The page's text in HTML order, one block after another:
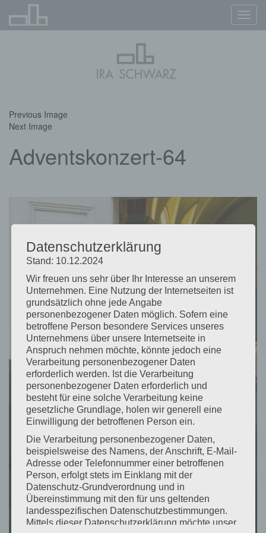
ein-/
Previous Image
Next Image
Adventskonzert-64
Datenschutzerklärung
Stand: 10.12.2024
Wir freuen uns sehr über Ihr Interesse an unserem
Unternehmen. Eine Nutzung der Internetseiten ist
grundsätzlich ohne jede Angabe
personenbezogener Daten möglich. Sofern eine
betroffene Person besondere Services unseres
Unternehmens über unsere Internetseite in
Anspruch nehmen möchte, könnte jedoch eine
Verarbeitung personenbezogener Daten
erforderlich werden. Ist die Verarbeitung
personenbezogener Daten erforderlich und
besteht für eine solche Verarbeitung keine
gesetzliche Grundlage, holen wir generell eine
Einwilligung der betroffenen Person ein.
Die Verarbeitung personenbezogener Daten,
beispielsweise des Namens, der Anschrift, E-Mail-
Adresse oder Telefonnummer einer betroffenen
Person, erfolgt stets im Einklang mit der
Datenschutz-Grundverordnung und in
Übereinstimmung mit den für uns geltenden
landesspezifischen Datenschutzbestimmungen.
Mittels dieser Datenschutzerklärung möchte unser